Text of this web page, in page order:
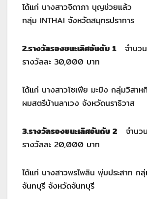
ได้แก่ นางสาวจิดาภา บุญช่วยแล้ว
กลุ่ม INTHAI จังหวัดสมุทรปราการ
2.รางวัลรองชนะเลิศอันดับ 1จำนวน
รางวัลละ 30,000 บาท
ได้แก่ นางสาวโซเฟีย มะมิง กลุ่มวิสา
ผมสตรีบ้านลาเวง จังหวัดนราธิวาส
3.รางวัลรองชนะเลิศอันดับ 2 จำนว
รางวัลละ 20,000 บาท
ได้แก่ นางสาวพรไพลิน พุ่มประสาท ก
จันทบุรี จังหวัดจันทบุรี